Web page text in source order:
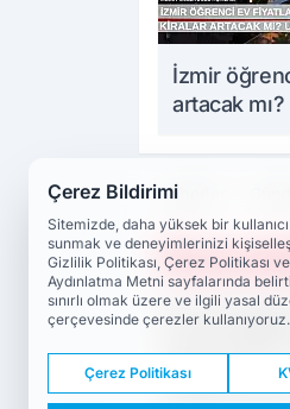
İzmir
artacak
Haberler
Helil
Çerez Bildirimi
Sitemizde, daha yüksek bir
sunmak ve deneyimlerinizi
Gizlilik Politikası, Çerez Politikası
Aydınlatma Metni sayfalarında
sınırlı olmak üzere ve ilgili yasal
çerçevesinde çerezler kullanıyoruz.
Çerez Politikası